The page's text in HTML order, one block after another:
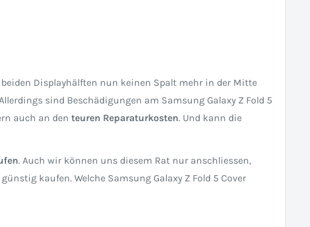
Displayhälften nun keinen Spalt mehr in der Mitte
sind Beschädigungen am Samsung Galaxy Z Fold 5
auch an den teuren Reparaturkosten. Und kann die
. Auch wir können uns diesem Rat nur anschliessen,
kaufen. Welche Samsung Galaxy Z Fold 5 Cover